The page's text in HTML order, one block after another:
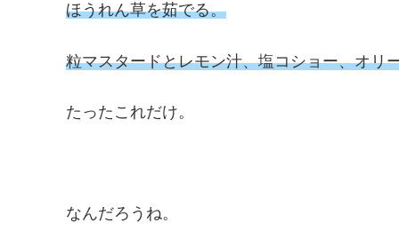
ほうれん草を茹でる。
粒マスタードとレモン汁、塩コショー、オリ
たったこれだけ。
なんだろうね。